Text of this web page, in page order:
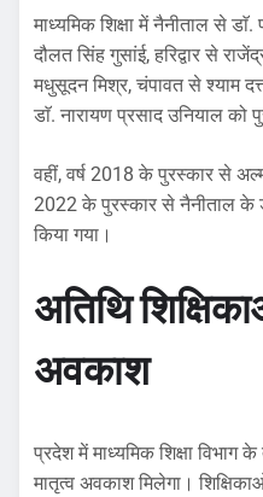
माध्यमिक शिक्षा में नैनीताल से डाॅ.
दौलत सिंह गुसांई, हरिद्वार से
मधुसूदन मिश्र, चंपावत से श्याम
डाॅ. नारायण प्रसाद उनियाल को
वहीं, वर्ष 2018 के पुरस्कार से
2022 के पुरस्कार से नैनीताल के
किया गया।
अतिथि
अवकाश
प्रदेश में माध्यमिक शिक्षा विभाग
मातृत्व अवकाश मिलेगा।